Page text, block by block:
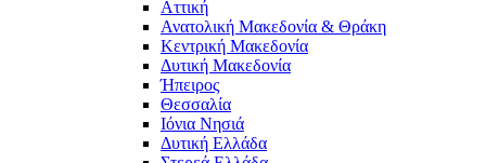
Αττική
Ανατολική Μακεδονία & Θράκη
Κεντρική Μακεδονία
Δυτική Μακεδονία
Ήπειρος
Θεσσαλία
Ιόνια Νησιά
Δυτική Ελλάδα